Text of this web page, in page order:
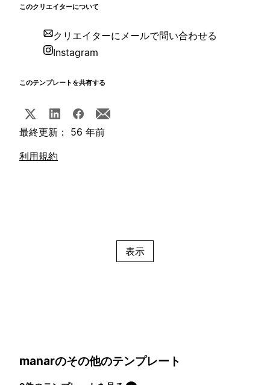
このクリエイターについて
クリエイターにメールで問い合わせる
Instagram
このテンプレートを共有する
最終更新： 56 年前
利用規約
表示
manarのその他のテンプレート